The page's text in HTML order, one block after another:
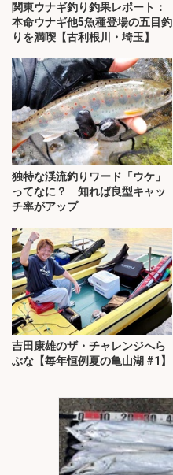
関東ウナギ釣り釣果レポート：
本命ウナギ他5魚種登場の五目釣
りを満喫【古利根川・埼玉】
独特な渓流釣りワード「ウケ」
ってなに？ 知れば良型キャッ
チ率がアップ
吉田康雄のザ・チャレンジへら
ぶな【毎年恒例夏の亀山湖 #1】